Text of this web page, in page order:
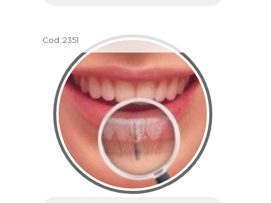
Cod.:2351